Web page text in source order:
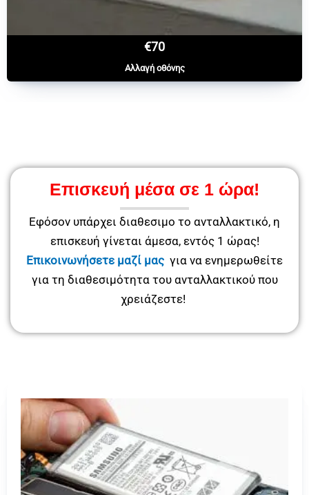
€70
Αλλαγή οθόνης
Επισκευή μέσα σε 1 ώρα!
Εφόσον υπάρχει διαθεσιμο το ανταλλακτικό, η
επισκευή γίνεται άμεσα, εντός 1 ώρας!
Επικοινωνήσετε μαζί μας για να ενημερωθείτε
για τη διαθεσιμότητα του ανταλλακτικού που
χρειάζεστε!